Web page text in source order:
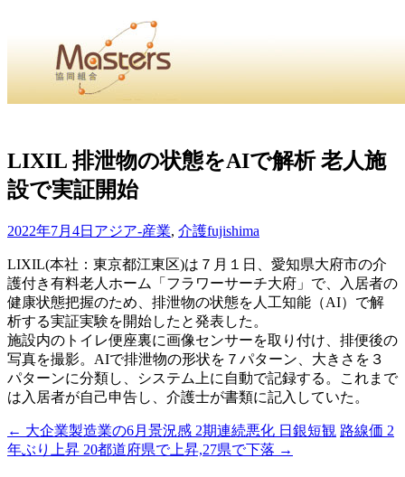
せ ・
・Home・ ・理 念・ ・沿 革・ ・組織図・ ・会
協同組合Masters／
国土交通省・経済産業省・農林水産省・厚生労働省 認可
Masters組合員ログイン
LIXIL 排泄物の状態をAIで解析 老人施
設で実証開始
2022年7月4日 アジア-産業, 介護fujishima
LIXIL(本社：東京都江東区)は７月１日、愛知県大府市の介
護付き有料老人ホーム「フラワーサーチ大府」で、入居者の
健康状態把握のため、排泄物の状態を人工知能（AI）で解
析する実証実験を開始したと発表した。
施設内のトイレ便座裏に画像センサーを取り付け、排便後の
写真を撮影。AIで排泄物の形状を７パターン、大きさを３
パターンに分類し、システム上に自動で記録する。これまで
は入居者が自己申告し、介護士が書類に記入していた。
投
稿
← 大企業製造業の6月景況感 2期連続悪化 日銀短観 路線価 2
年ぶり上昇 20都道府県で上昇,27県で下落 →